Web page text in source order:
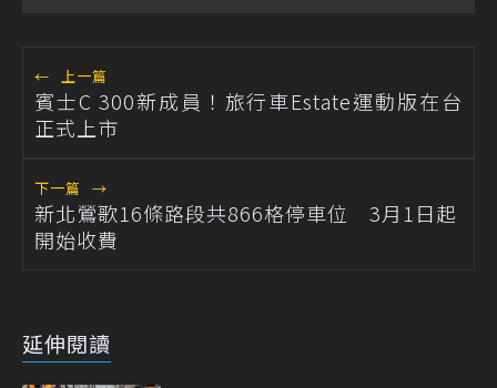
← 上一篇
賓士C 300新成員！旅行車Estate運動版在台
正式上市
下一篇 →
新北鶯歌16條路段共866格停車位 3月1日起
開始收費
延伸閱讀